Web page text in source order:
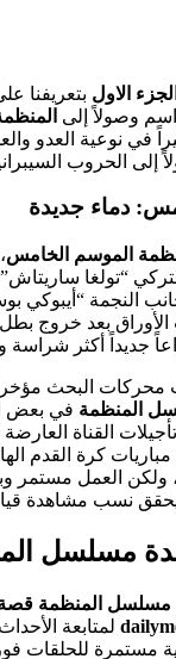
الاول بتعريفنا
وصولاً إلى
في نوعية العدو
إلى الحروب
دماء جديدة
الموسم الخامس
“تولغا
النجمة “أيبوكي
الأوراق بعد خروج
جديداً أكثر شراسة
البحث
المنظمة في بعض
كرة القدم
ولكن العمل مستمر
نسب مشاهدة
مسلسل
مسلسل المنظمة
لمتابعة
مستمرة للحلقات